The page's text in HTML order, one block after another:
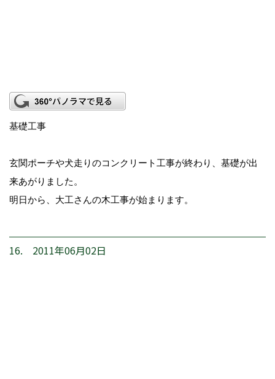
基礎工事
玄関ポーチや犬走りのコンクリート工事が終わり、基礎が出
来あがりました。
明日から、大工さんの木工事が始まります。
16. 2011年06月02日